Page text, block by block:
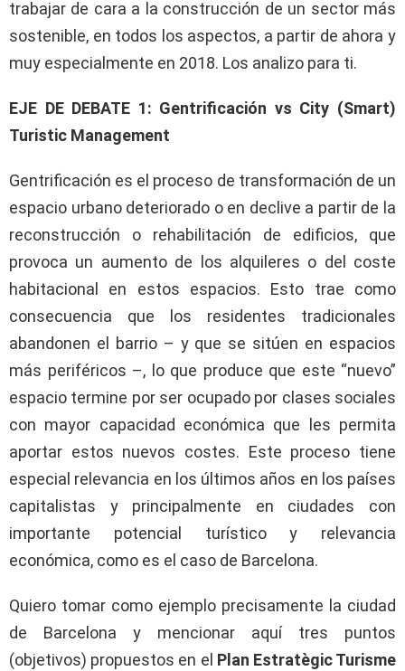
trabajar de cara a la construcción de un sector más
sostenible, en todos los aspectos, a partir de ahora y
muy especialmente en 2018. Los analizo para ti.
EJE DE DEBATE 1: Gentrificación vs City (Smart)
Turistic Management
Gentrificación es el proceso de transformación de un
espacio urbano deteriorado o en declive a partir de la
reconstrucción o rehabilitación de edificios, que
provoca un aumento de los alquileres o del coste
habitacional en estos espacios. Esto trae como
consecuencia que los residentes tradicionales
abandonen el barrio – y que se sitúen en espacios
más periféricos –, lo que produce que este “nuevo”
espacio termine por ser ocupado por clases sociales
con mayor capacidad económica que les permita
aportar estos nuevos costes. Este proceso tiene
especial relevancia en los últimos años en los países
capitalistas y principalmente en ciudades con
importante potencial turístico y relevancia
económica, como es el caso de Barcelona.
Quiero tomar como ejemplo precisamente la ciudad
de Barcelona y mencionar aquí tres puntos
(objetivos) propuestos en el Plan Estratègic Turisme